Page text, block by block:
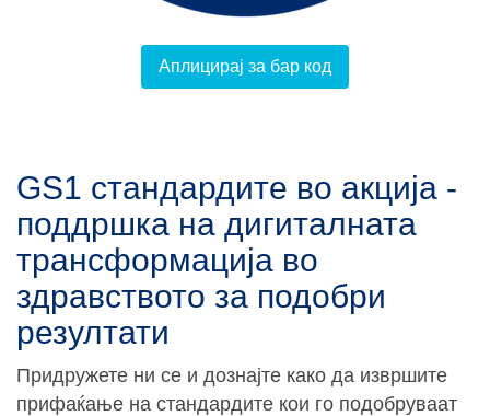
Аплицирај за бар код
GS1 стандардите во акција -
поддршка на дигиталната
трансформација во
здравството за подобри
резултати
Придружете ни се и дознајте како да извршите
прифаќање на стандардите кои го подобруваат